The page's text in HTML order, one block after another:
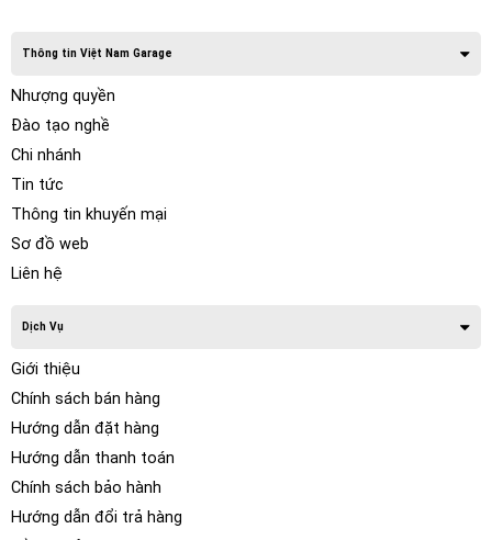
Thông tin Việt Nam Garage
Nhượng quyền
Đào tạo nghề
Chi nhánh
Tin tức
Thông tin khuyến mại
Sơ đồ web
Liên hệ
Dịch Vụ
Giới thiệu
Chính sách bán hàng
Hướng dẫn đặt hàng
Hướng dẫn thanh toán
Chính sách bảo hành
Hướng dẫn đổi trả hàng